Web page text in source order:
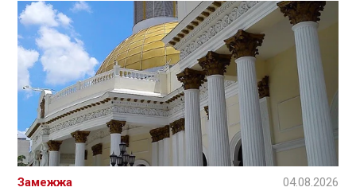
Замежжа 04.08.2026